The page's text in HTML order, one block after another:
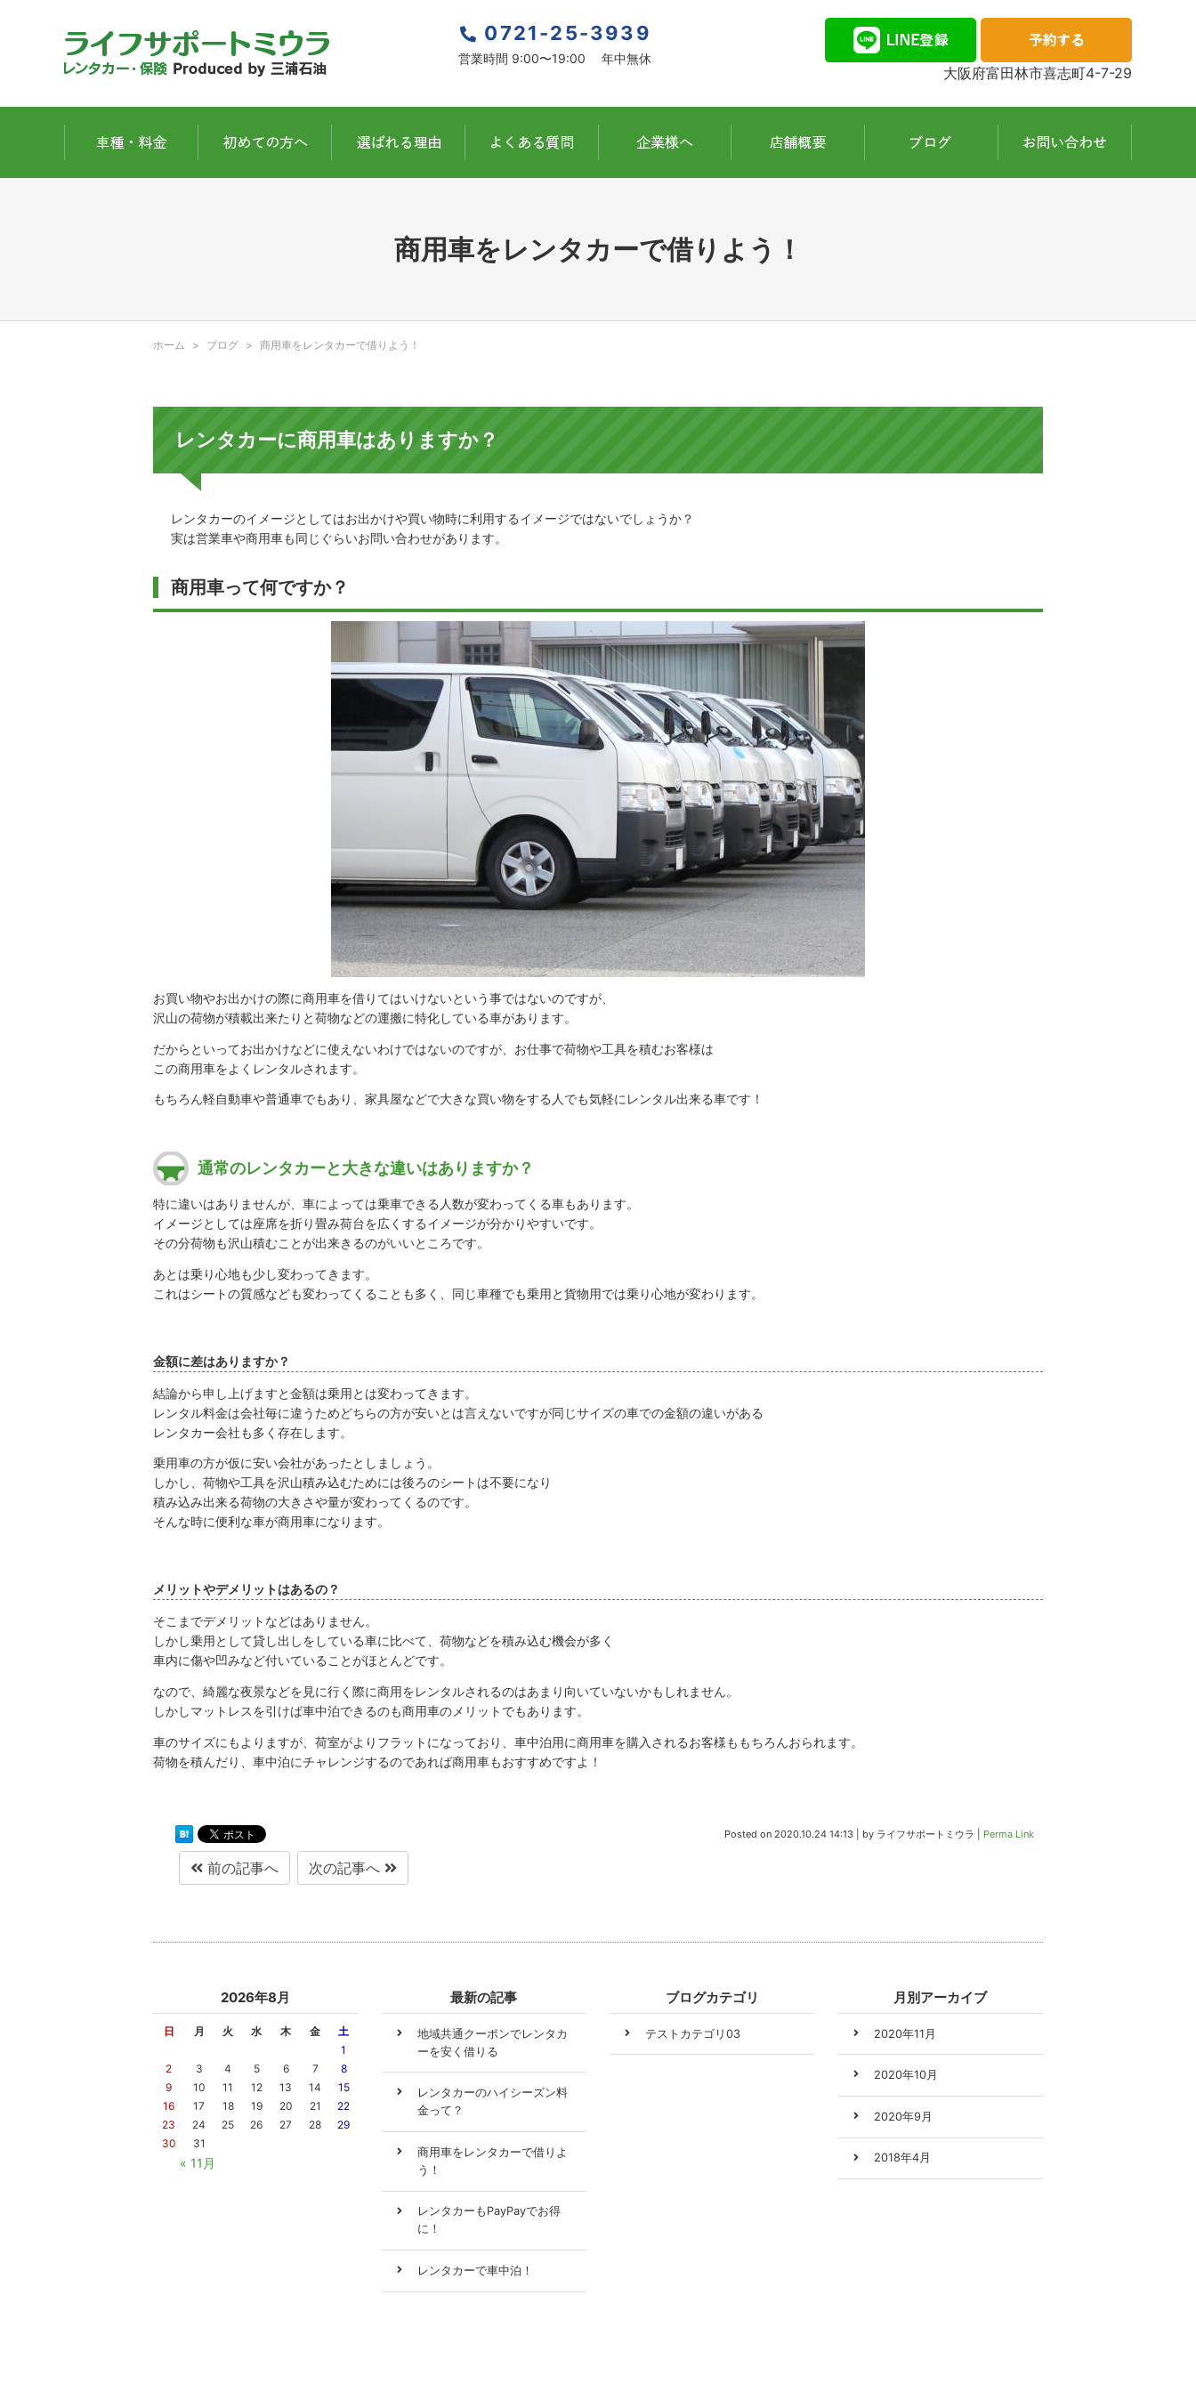
0721-25-3939
営業時間 9:00〜19:00 年中無休
大阪府富田林市喜志町4-7-29
商用車をレンタカーで借りよう！
ホーム ブログ 商用車をレンタカーで借りよう！
レンタカーに商用車はありますか？
レンタカーのイメージとしてはお出かけや買い物時に利用するイメージではないでしょうか？
実は営業車や商用車も同じぐらいお問い合わせがあります。
商用車って何ですか？
お買い物やお出かけの際に商用車を借りてはいけないという事ではないのですが、
沢山の荷物が積載出来たりと荷物などの運搬に特化している車があります。
だからといってお出かけなどに使えないわけではないのですが、お仕事で荷物や工具を積むお客様は
この商用車をよくレンタルされます。
もちろん軽自動車や普通車でもあり、家具屋などで大きな買い物をする人でも気軽にレンタル出来る車です！
通常のレンタカーと大きな違いはありますか？
特に違いはありませんが、車によっては乗車できる人数が変わってくる車もあります。
イメージとしては座席を折り畳み荷台を広くするイメージが分かりやすいです。
その分荷物も沢山積むことが出来きるのがいいところです。
あとは乗り心地も少し変わってきます。
これはシートの質感なども変わってくることも多く、同じ車種でも乗用と貨物用では乗り心地が変わります。
金額に差はありますか？
結論から申し上げますと金額は乗用とは変わってきます。
レンタル料金は会社毎に違うためどちらの方が安いとは言えないですが同じサイズの車での金額の違いがある
レンタカー会社も多く存在します。
乗用車の方が仮に安い会社があったとしましょう。
しかし、荷物や工具を沢山積み込むためには後ろのシートは不要になり
積み込み出来る荷物の大きさや量が変わってくるのです。
そんな時に便利な車が商用車になります。
メリットやデメリットはあるの？
そこまでデメリットなどはありません。
しかし乗用として貸し出しをしている車に比べて、荷物などを積み込む機会が多く
車内に傷や凹みなど付いていることがほとんどです。
なので、綺麗な夜景などを見に行く際に商用をレンタルされるのはあまり向いていないかもしれません。
しかしマットレスを引けば車中泊できるのも商用車のメリットでもあります。
車のサイズにもよりますが、荷室がよりフラットになっており、車中泊用に商用車を購入されるお客様ももちろんおられます。
荷物を積んだり、車中泊にチャレンジするのであれば商用車もおすすめですよ！
Posted on 2020.10.24 14:13 by ライフサポートミウラ Perma Link
前の記事へ 次の記事へ
2026年8月
日 月 火 水 木 金 土
« 11月
1
2
3 4 5 6 7
8
9
10 11 12 13 14
15
16
17 18 19 20 21
22
23
24 25 26 27 28
29
30
31
最新の記事
地域共通クーポンでレンタカ
ーを安く借りる
レンタカーのハイシーズン料
金って？
商用車をレンタカーで借りよ
う！
レンタカーもPayPayでお得
に！
レンタカーで車中泊！
ブログカテゴリ
テストカテゴリ03
月別アーカイブ
2020年11月
2020年10月
2020年9月
2018年4月